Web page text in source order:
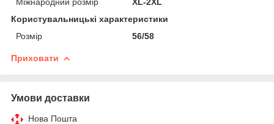
Користувальницькі характеристики
Розмір
56/58
Приховати
Умови доставки
Нова Пошта